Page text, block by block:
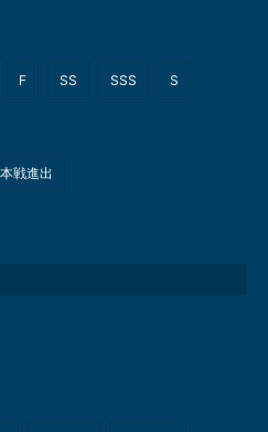
F SS SSS S
本戦進出